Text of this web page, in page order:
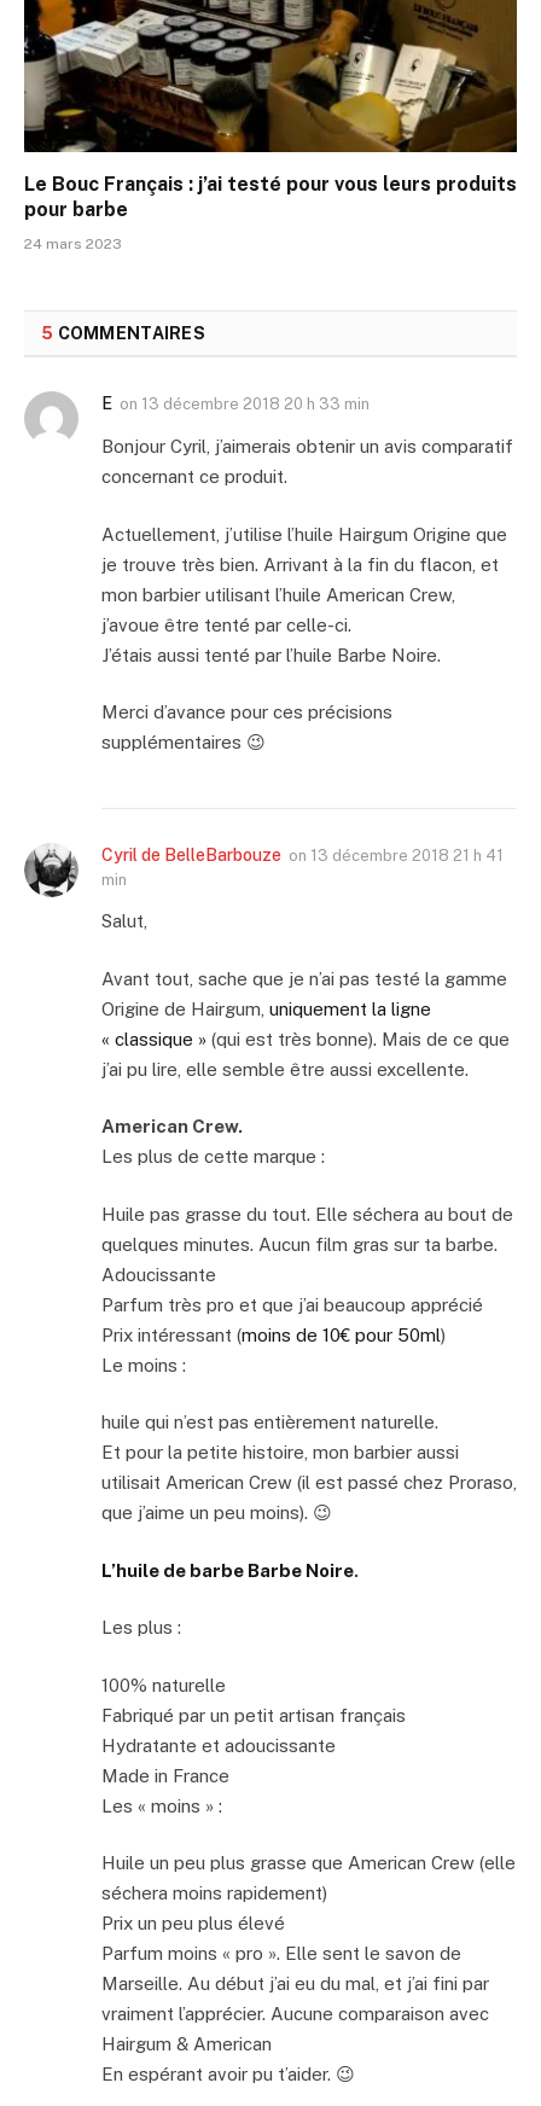
Le Bouc Français : j’ai testé pour vous leurs produits
pour barbe
24 mars 2023
5 COMMENTAIRES
E on 13 décembre 2018 20 h 33 min
Bonjour Cyril, j’aimerais obtenir un avis comparatif
concernant ce produit.
Actuellement, j’utilise l’huile Hairgum Origine que
je trouve très bien. Arrivant à la fin du flacon, et
mon barbier utilisant l’huile American Crew,
j’avoue être tenté par celle-ci.
J’étais aussi tenté par l’huile Barbe Noire.
Merci d’avance pour ces précisions
supplémentaires 😉
Cyril de BelleBarbouze on 13 décembre 2018 21 h 41
min
Salut,
Avant tout, sache que je n’ai pas testé la gamme
Origine de Hairgum, uniquement la ligne
« classique » (qui est très bonne). Mais de ce que
j’ai pu lire, elle semble être aussi excellente.
American Crew.
Les plus de cette marque :
Huile pas grasse du tout. Elle séchera au bout de
quelques minutes. Aucun film gras sur ta barbe.
Adoucissante
Parfum très pro et que j’ai beaucoup apprécié
Prix intéressant (moins de 10€ pour 50ml)
Le moins :
huile qui n’est pas entièrement naturelle.
Et pour la petite histoire, mon barbier aussi
utilisait American Crew (il est passé chez Proraso,
que j’aime un peu moins). 😉
L’huile de barbe Barbe Noire.
Les plus :
100% naturelle
Fabriqué par un petit artisan français
Hydratante et adoucissante
Made in France
Les « moins » :
Huile un peu plus grasse que American Crew (elle
séchera moins rapidement)
Prix un peu plus élevé
Parfum moins « pro ». Elle sent le savon de
Marseille. Au début j’ai eu du mal, et j’ai fini par
vraiment l’apprécier. Aucune comparaison avec
Hairgum & American
En espérant avoir pu t’aider. 😉